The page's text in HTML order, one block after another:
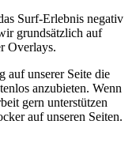
Surf-Erlebnis negativ
grundsätzlich auf
Overlays.
auf unserer Seite die
anzubieten. Wenn
gern unterstützen
auf unseren Seiten.